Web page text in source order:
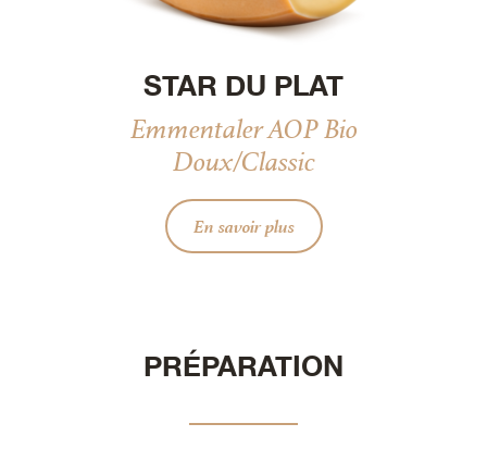
STAR DU PLAT
Emmentaler AOP Bio
Doux/Classic
En savoir plus
PRÉPARATION